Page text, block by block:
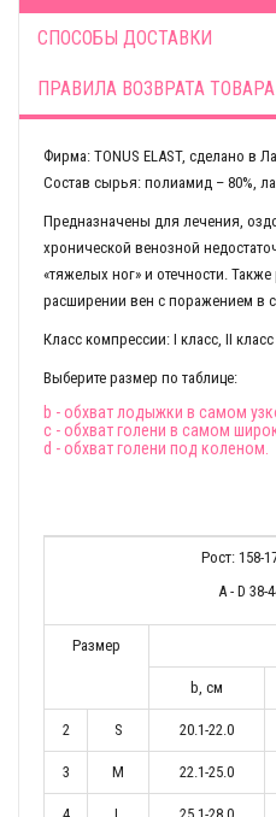
СПОСОБЫ ДОСТАВКИ
ПРАВИЛА ВОЗВРАТА ТОВАРА
Фирма: TONUS ELAST, сделано в
Состав сырья: полиамид – 80%,
Предназначены для лечения,
хронической венозной
«тяжелых ног» и отечности.
расширении вен с поражением в
Класс компрессии: I класс, II класс
Выберите размер по таблице:
b - обхват лодыжки в самом
c - обхват голени в самом
d - обхват голени под коленом.
Рост: 158-
A - D 38-
Размер
b, cм
2 S 20.1-22.0
3 M 22.1-25.0